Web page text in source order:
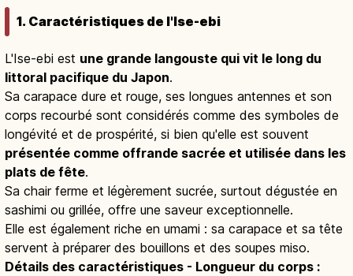
1. Caractéristiques de l'Ise-ebi
L'Ise-ebi est une grande langouste qui vit le long du
littoral pacifique du Japon.
Sa carapace dure et rouge, ses longues antennes et son
corps recourbé sont considérés comme des symboles de
longévité et de prospérité, si bien qu'elle est souvent
présentée comme offrande sacrée et utilisée dans les
plats de fête.
Sa chair ferme et légèrement sucrée, surtout dégustée en
sashimi ou grillée, offre une saveur exceptionnelle.
Elle est également riche en umami : sa carapace et sa tête
servent à préparer des bouillons et des soupes miso.
Détails des caractéristiques - Longueur du corps :